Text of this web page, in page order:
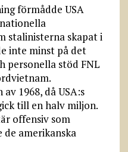
förmådde USA
stalinisterna skapat i
inte minst på det
personella stöd FNL
1968, då USA:s
till en halv miljon.
offensiv som
amerikanska